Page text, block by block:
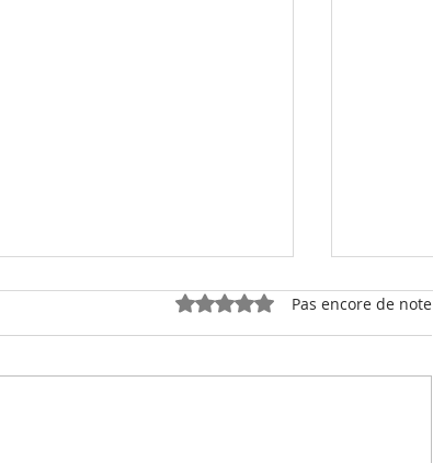
Noté 0 étoile sur 5.Pas encore de note